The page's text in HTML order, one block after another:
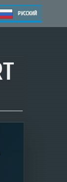
РУССКИЙ